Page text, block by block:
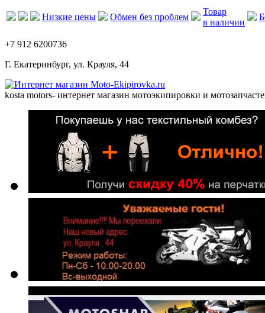
Низкие цены Обмен без проблем
Товар
в наличии
+7 912 6200736
Г. Екатеринбург, ул. Крауля, 44
kosta motors- интернет магазин мотоэкипировки и